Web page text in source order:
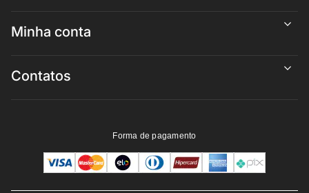
Minha conta
Contatos
Forma de pagamento